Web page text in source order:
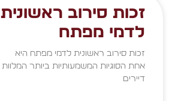
זכות סירוב ראשונית
לדמי מפתח
זכות סירוב ראשונית לדמי מפתח היא
אחת הסוגיות המשמעותיות ביותר המלוות
דיירים